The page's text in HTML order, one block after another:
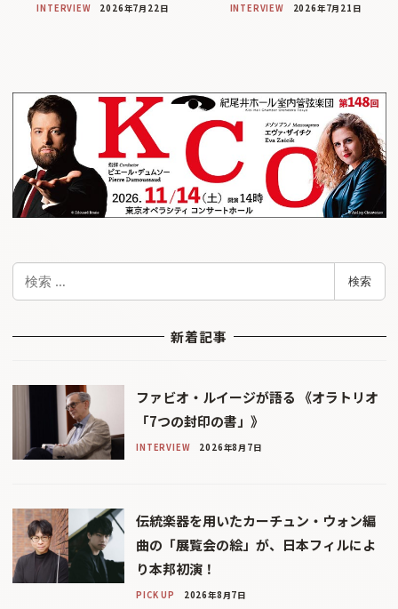
INTERVIEW 2026年7月22日 INTERVIEW 2026年7月21日
検
検索
新着記事
ファビオ・ルイージが語る 《オラトリオ
「7つの封印の書」》
INTERVIEW 2026年8月7日
伝統楽器を用いたカーチュン・ウォン編
曲の「展覧会の絵」が、日本フィルによ
り本邦初演！
PICK UP 2026年8月7日